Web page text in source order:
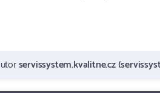
servissystem.kvalitne.cz